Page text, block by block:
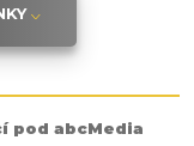
pod abcMedia